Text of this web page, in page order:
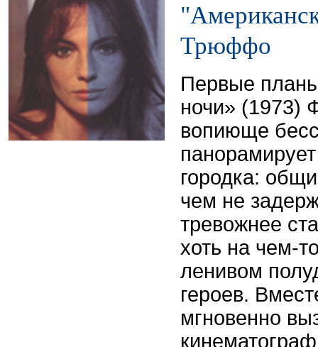
Трюффо
Первые
ночи» (1973)
вопиюще
городка:
чем не
тревожнее
хоть на чем-
ленивом
героев.
мгновенно